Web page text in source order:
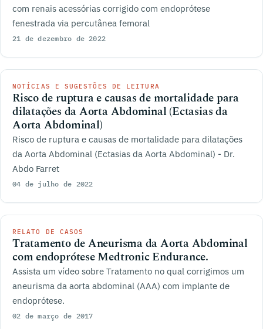
com renais acessórias corrigido com endoprótese
fenestrada via percutânea femoral
21 de dezembro de 2022
NOTÍCIAS E SUGESTÕES DE LEITURA
Risco de ruptura e causas de mortalidade para
dilatações da Aorta Abdominal (Ectasias da
Aorta Abdominal)
Risco de ruptura e causas de mortalidade para dilatações
da Aorta Abdominal (Ectasias da Aorta Abdominal) - Dr.
Abdo Farret
04 de julho de 2022
RELATO DE CASOS
Tratamento de Aneurisma da Aorta Abdominal
com endoprótese Medtronic Endurance.
Assista um vídeo sobre Tratamento no qual corrigimos um
aneurisma da aorta abdominal (AAA) com implante de
endoprótese.
02 de março de 2017